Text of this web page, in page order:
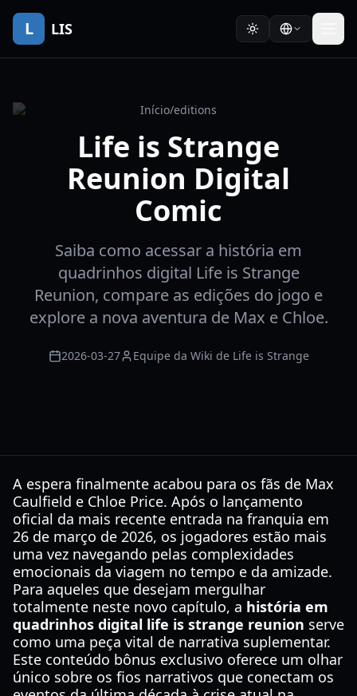
L LIS
Início/editions
Life is Strange
Reunion Digital
Comic
Saiba como acessar a história em
quadrinhos digital Life is Strange
Reunion, compare as edições do jogo e
explore a nova aventura de Max e Chloe.
2026-03-27 Equipe da Wiki de Life is Strange
A espera finalmente acabou para os fãs de Max
Caulfield e Chloe Price. Após o lançamento
oficial da mais recente entrada na franquia em
26 de março de 2026, os jogadores estão mais
uma vez navegando pelas complexidades
emocionais da viagem no tempo e da amizade.
Para aqueles que desejam mergulhar
totalmente neste novo capítulo, a história em
quadrinhos digital life is strange reunion serve
como uma peça vital de narrativa suplementar.
Este conteúdo bônus exclusivo oferece um olhar
único sobre os fios narrativos que conectam os